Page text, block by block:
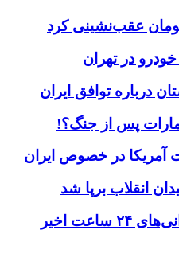
درباره توافق ایران
پس از جنگ؟!
آمریکا در خصوص ایران
انقلاب برپا شد
این سه نفر بد اخلاق‌ترین ایرانی‌های ۲۴ ساعت اخیر